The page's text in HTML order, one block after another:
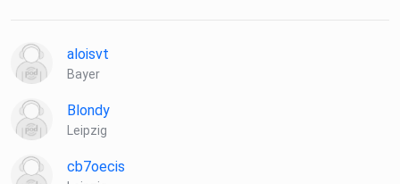
aloisvt
Bayer
Blondy
Leipzig
cb7oecis